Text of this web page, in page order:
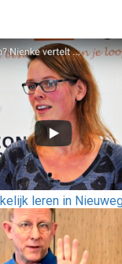
leren in